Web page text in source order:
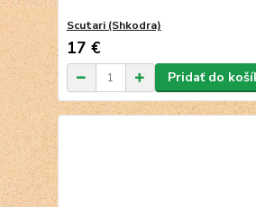
Scutari (Shkodra)
17 €
Pridať do